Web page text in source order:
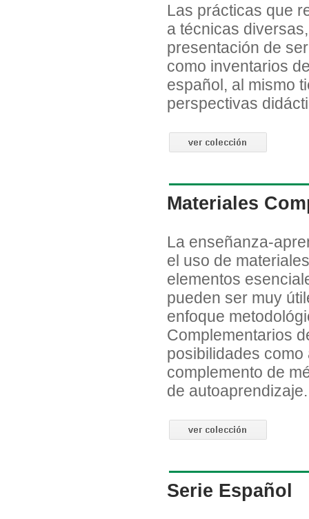
Las prácticas que
a técnicas
presentación de
como inventarios
español, al mismo
perspectivas
Materiales
La enseñanza-
el uso de
elementos
pueden ser muy
enfoque
Complementarios
posibilidades
complemento de
de autoaprendizaje.
Serie Español